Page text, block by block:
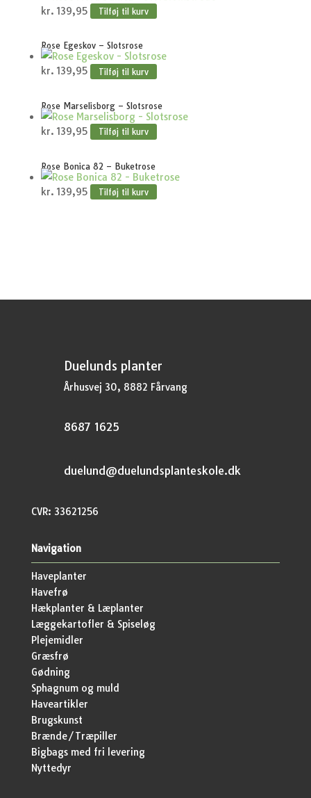
kr. 139,95 Tilføj til kurv
Rose Egeskov – Slotsrose
kr. 139,95 Tilføj til kurv
Rose Marselisborg – Slotsrose
kr. 139,95 Tilføj til kurv
Rose Bonica 82 – Buketrose
kr. 139,95 Tilføj til kurv
Duelunds planter
Århusvej 30, 8882 Fårvang
8687 1625
duelund@duelundsplanteskole.dk
CVR: 33621256
Navigation
Haveplanter
Havefrø
Hækplanter & Læplanter
Læggekartofler & Spiseløg
Plejemidler
Græsfrø
Gødning
Sphagnum og muld
Haveartikler
Brugskunst
Brænde/Træpiller
Bigbags med fri levering
Nyttedyr